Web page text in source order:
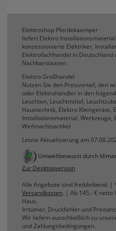
Elektroshop Pferdekaemper
liefert Elektro
konzessionierte Elektriker,
Elektrofachhandel in Deutschland
Nachbarstaaten.
Elektro Großhandel
Nutzen Sie den Preisvorteil, den
oder Elektrohändler in den
Leuchten, Leuchtmittel,
Haustechnik, Elektro Kleingeräte,
Installationsmaterial, Werkzeuge,
Weihnachtsartikel
Letzte Aktualisierung am
Umweltbewusst durch
Zur Desktopversion
Alle Angebote sind freibleibend. |
Versandkosten. | Ab 145,- €
Haus.
Irrtümer, Druckfehler und
Wir liefern ausschließlich zu
und Zahlungsbedingungen.